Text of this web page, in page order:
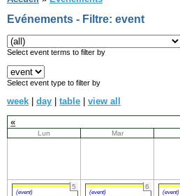
CONTACT
Ski ALPIN
Triathlon
Ski Nordique
Courses à pieds
Athlétisme
Slalom In-Line
Caisse à savon
Coupe "Journal La Gruyère"
Evénements - Filtre: event
Select event terms to filter by
Select event type to filter by
week | day | table | view all
«
Lun Mar
5
(event)
6
(event) (event)